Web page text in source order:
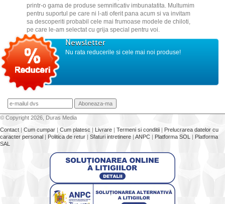
printr-o gama de produse semnificativ imbunatatita. Multumim
pentru suportul pe care ni l-ati oferit pana acum si va invitam
sa descoperiti probabil cele mai frumoase modele de chiloti,
pe care le-am selectat cu grija special pentru voi.
Newsletter
Nu rata reducerile si cele mai noi produse!
© Copyright 2026, Duras Media
Contact | Cum cumpar | Cum platesc | Livrare | Termeni si conditii | Prelucrarea datelor cu
caracter personal | Politica de retur | Sfaturi intretinere | ANPC | Platforma SOL | Platforma
SAL